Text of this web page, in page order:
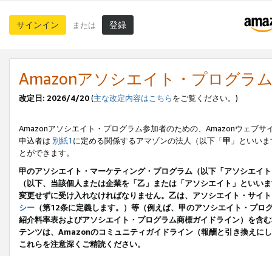
サインイン または 登録
Amazonアソシエイト・プログラ
改定日: 2026/4/20(主な改定内容はこちらをご覧ください。)
Amazonアソシエイト・プログラム参加者のための、Amazonウェブサ
申込者は 別紙1 に定める関係するアマゾンの法人（以下「甲 」といい
とができます。
甲のアソシエイト・マーケティング・プログラム（以下「アソシエイ
（以下、当該個人または企業を「乙」または「アソシエイト」とい
変更せずに受け入れなければなりません。乙は、アソシエイト・サイ
シー （第12条に定義します。）等（例えば、甲のアソシエイト・プ
紹介料率表およびアソシエイト・プログラム商標ガイドライン）を
テンツは、Amazonのコミュニティガイドライン（報酬と引き換えに
これらを注意深くご精読ください。